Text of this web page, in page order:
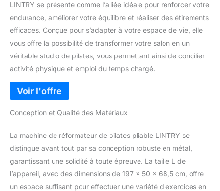
LINTRY se présente comme l’alliée idéale pour renforcer votre
endurance, améliorer votre équilibre et réaliser des étirements
efficaces. Conçue pour s’adapter à votre espace de vie, elle
vous offre la possibilité de transformer votre salon en un
véritable studio de pilates, vous permettant ainsi de concilier
activité physique et emploi du temps chargé.
Conception et Qualité des Matériaux
La machine de réformateur de pilates pliable LINTRY se
distingue avant tout par sa conception robuste en métal,
garantissant une solidité à toute épreuve. La taille L de
l’appareil, avec des dimensions de 197 x 50 x 68,5 cm, offre
un espace suffisant pour effectuer une variété d’exercices en